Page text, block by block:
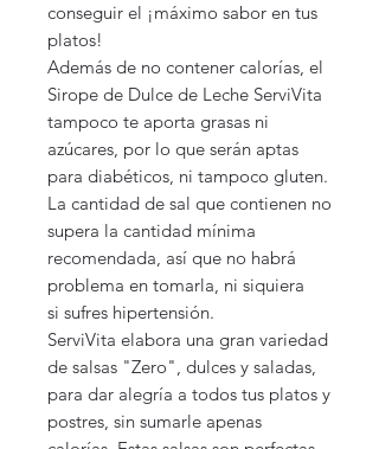
conseguir el ¡máximo sabor en tus
platos!
Además de no contener calorías, el
Sirope de Dulce de Leche ServiVita
tampoco te aporta grasas ni
azúcares, por lo que serán aptas
para diabéticos, ni tampoco gluten.
La cantidad de sal que contienen no
supera la cantidad mínima
recomendada, así que no habrá
problema en tomarla, ni siquiera
si sufres hipertensión.
ServiVita elabora una gran variedad
de salsas "Zero", dulces y saladas,
para dar alegría a todos tus platos y
postres, sin sumarle apenas